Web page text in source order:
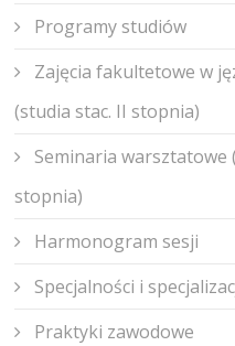
Programy studiów
Zajęcia fakultetowe w
(studia stac. II stopnia)
Seminaria warsztatowe
stopnia)
Harmonogram sesji
Specjalności i
Praktyki zawodowe